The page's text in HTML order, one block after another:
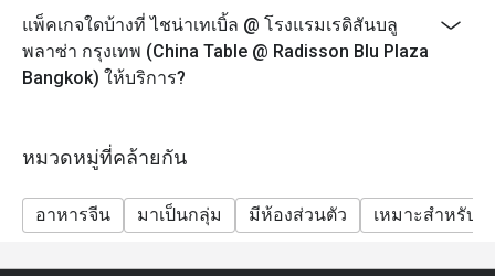
แพ็คเกจใดบ้างที่ ไชน่าเทเบิ้ล @ โรงแรมเรดิสันบลู
พลาซ่า กรุงเทพ (China Table @ Radisson Blu Plaza
Bangkok) ให้บริการ?
หมวดหมู่ที่คล้ายกัน
อาหารจีน มาเป็นกลุ่ม มีห้องส่วนตัว เหมาะสำหรับเ